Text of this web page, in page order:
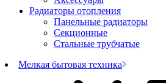
Радиаторы отопления
Панельные радиаторы
Секционные
Стальные трубчатые
Мелкая бытовая техника